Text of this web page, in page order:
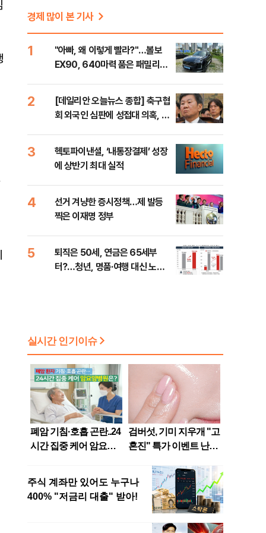
경제 많이 본 기사
1
"아빠, 왜 이렇게 빨라?"…볼보
EX90, 640마력 품은 패밀리카
2
[데일리안 오늘뉴스 종합] 축구협
회 외국인 심판에 성접대 의혹, 李
이닉스 프리마켓 시초가 논란 재
점화, 김민석 "과반 승리 가능성
99%" 등
3
헥토파이낸셜, ‘내통장결제’ 성장
에 상반기 최대 실적
4
선거 겨냥한 증시정책…제 발등
찍은 이재명 정부
5
퇴직은 50세, 연금은 65세부
터?…청년, 명품·여행 대신 노후